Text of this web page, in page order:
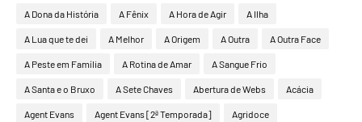
A Dona da História A Fênix A Hora de Agir A Ilha
A Lua que te dei A Melhor A Origem A Outra A Outra Face
A Peste em Família A Rotina de Amar A Sangue Frio
A Santa e o Bruxo A Sete Chaves Abertura de Webs Acácia
Agent Evans Agent Evans [2ª Temporada] Agridoce